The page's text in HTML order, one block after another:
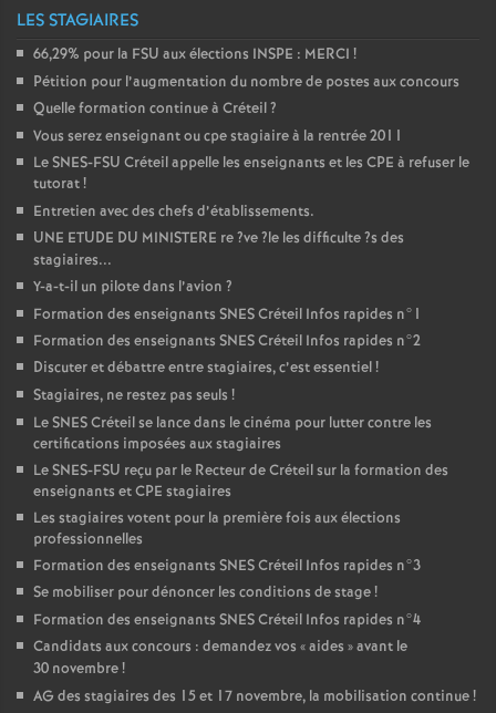
LES STAGIAIRES
66,29% pour la FSU aux élections INSPE : MERCI !
Pétition pour l’augmentation du nombre de postes aux concours
Quelle formation continue à Créteil?
Vous serez enseignant ou cpe stagiaire à la rentrée 2011
LeSNES-FSU Créteil appelle les enseignants et les CPE à refuser le
tutorat!
Entretien avec des chefs d’établissements.
UNE ETUDE DU MINISTERE re?ve?le les difficulte?s des
stagiaires...
Y-a-t-il un pilote dans l’avion ?
Formation des enseignants SNESCréteil Infos rapides n°1
Formation des enseignants SNESCréteil Infos rapides n°2
Discuter et débattre entre stagiaires, c’est essentiel!
Stagiaires, ne restez pas seuls !
LeSNESCréteil se lance dans le cinéma pour lutter contre les
certifications imposées aux stagiaires
LeSNES-FSU reçu par le Recteur de Créteil sur la formation des
enseignants etCPE stagiaires
Les stagiaires votent pour la première fois aux élections
professionnelles
Formation des enseignants SNESCréteil Infos rapides n°3
Se mobiliser pour dénoncer les conditions de stage!
Formation des enseignants SNESCréteil Infos rapides n°4
Candidats aux concours : demandez vos «aides » avant le
30 novembre!
AG des stagiaires des 15 et 17 novembre, la mobilisation continue!